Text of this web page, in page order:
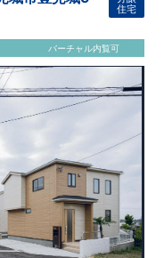
住宅
バーチャル内覧可